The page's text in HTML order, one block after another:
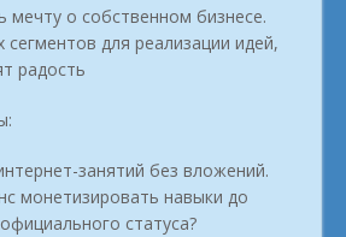
мечту о собственном бизнесе.
для реализации идей,
радость
занятий без вложений.
монетизировать навыки до
статуса?